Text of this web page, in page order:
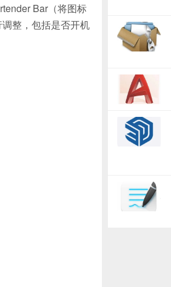
Bar（将图标
整，包括是否开机